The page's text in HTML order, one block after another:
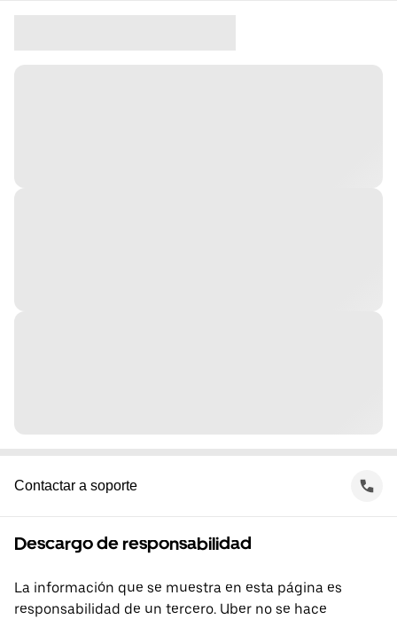
Contactar a soporte
Descargo de responsabilidad
La información que se muestra en esta página es
responsabilidad de un tercero. Uber no se hace